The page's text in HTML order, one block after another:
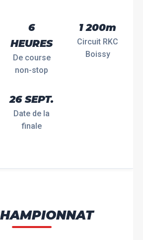
6
HEURES
De course
non-stop
1 200m
Circuit RKC
Boissy
26 SEPT.
Date de la
finale